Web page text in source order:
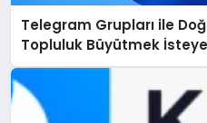
Telegram Grupları ile
Topluluk Büyütmek